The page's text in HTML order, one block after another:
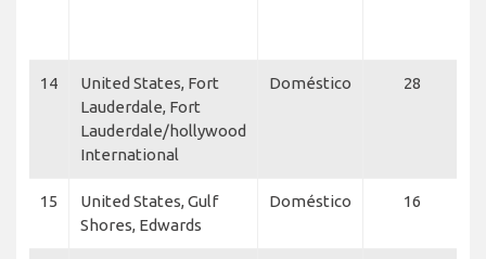
14
United States, Fort
Lauderdale, Fort
Lauderdale/hollywood
International
Doméstico 28
15
United States, Gulf
Shores, Edwards
Doméstico 16